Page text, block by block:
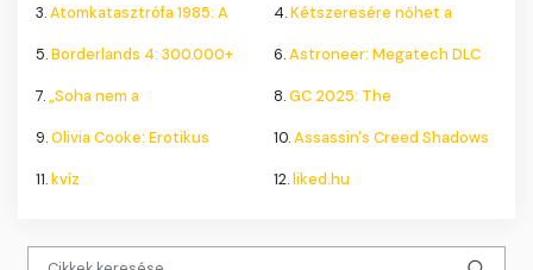
3.Atomkatasztrófa 1985: A 4.Kétszeresére nőhet a
5.Borderlands 4: 300.000+ 6.Astroneer: Megatech DLC
7.„Soha nem a 8.GC 2025: The
9.Olivia Cooke: Erotikus 10.Assassin's Creed Shadows
11.kvíz 12.liked.hu